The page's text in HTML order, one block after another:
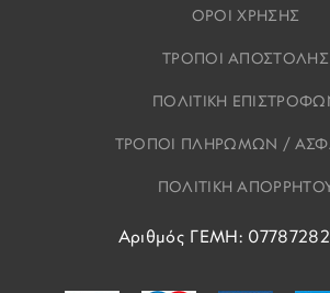
ΟΡΟΙ ΧΡΗΣΗΣ
ΤΡΟΠΟΙ ΑΠΟΣΤΟΛΗΣ
ΠΟΛΙΤΙΚΗ
ΤΡΟΠΟΙ ΠΛΗΡΩΜΩΝ /
ΠΟΛΙΤΙΚΗ
Αριθμός ΓΕΜΗ: